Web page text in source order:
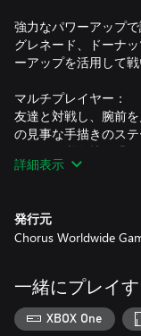
強力なパワーアップ
グレネード、ドーナ
ーアップを活用して
マルチプレイヤー：
友達と対戦し、腕前
の見事な手描きのス
ミングで必殺技を繰
詳細表示
発行元
Chorus Worldwide
一緒にプレイす
XBOX One